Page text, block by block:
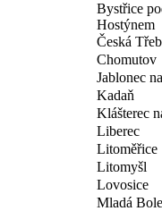
Bystřice
Hostýnem
Česká
Chomutov
Jablonec
Kadaň
Klášterec
Liberec
Litoměřice
Litomyšl
Lovosice
Mladá